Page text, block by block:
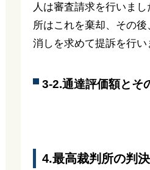
人は審査請求を行いま
所はこれを棄却、その
消しを求めて提訴を行い
3-2.通達評価額とそ
4.最高裁判所の判決